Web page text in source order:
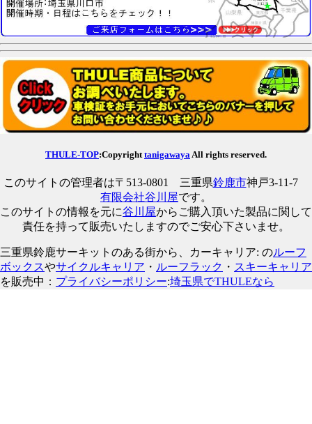
THULE-TOP:CopyrighttanigawayaAll rights reserved.
このサイトの管理者は〒513-0801 三重県鈴鹿市神戸3-11-7
有限会社谷川屋です。
このサイトの情報を元に谷川屋からご購入頂いた製品に関して
責任を持って販売いたしますのでご安心下さいませ。
三重県鈴鹿サーキットのある街から、カーキャリア: のルーフ
ボックスやサイクルキャリア ・ ルーフラック ・ スキーキャリア
を販売中： プライバシーポリシー:埼玉県でTHULEなら